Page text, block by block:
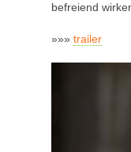
befreiend
»»» trailer